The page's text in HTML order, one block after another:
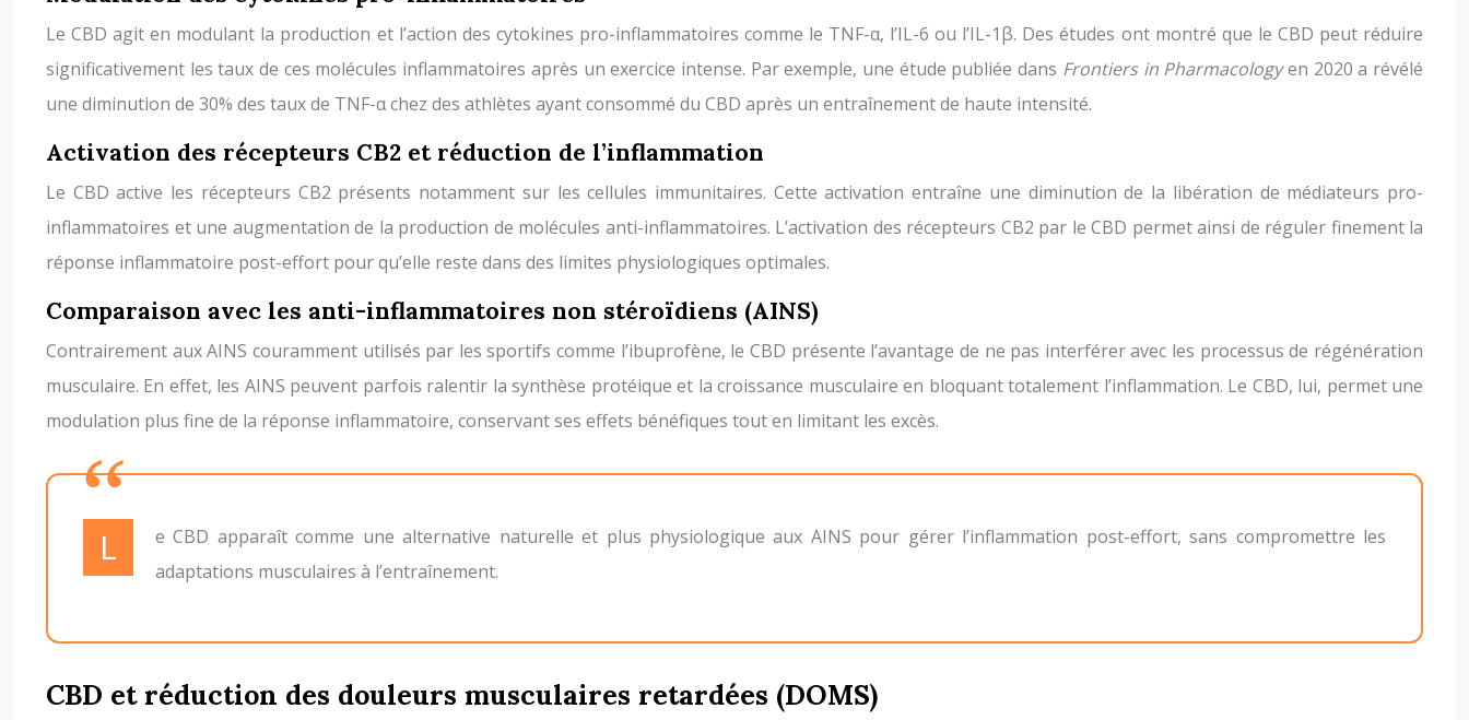
Le CBD agit en modulant la production et l’action des cytokines pro-inflammatoires comme le TNF-α, l’IL-6 ou l’IL-1β. Des études ont montré que le CBD peut réduire
significativement les taux de ces molécules inflammatoires après un exercice intense. Par exemple, une étude publiée dans Frontiers in Pharmacologyen 2020 a révélé
une diminution de 30% des taux de TNF-α chez des athlètes ayant consommé du CBD après un entraînement de haute intensité.
Activation des récepteurs CB2 et réduction de l’inflammation
Le CBD active les récepteurs CB2 présents notamment sur les cellules immunitaires. Cette activation entraîne une diminution de la libération de médiateurs pro-
inflammatoires et une augmentation de la production de molécules anti-inflammatoires. L’activation des récepteurs CB2 par le CBD permet ainsi de réguler finement la
réponse inflammatoire post-effort pour qu’elle reste dans des limites physiologiques optimales.
Comparaison avec les anti-inflammatoires non stéroïdiens (AINS)
Contrairement aux AINS couramment utilisés par les sportifs comme l’ibuprofène, le CBD présente l’avantage de ne pas interférer avec les processus de régénération
musculaire. En effet, les AINS peuvent parfois ralentir la synthèse protéique et la croissance musculaire en bloquant totalement l’inflammation. Le CBD, lui, permet une
modulation plus fine de la réponse inflammatoire, conservant ses effets bénéfiques tout en limitant les excès.
Le CBD apparaît comme une alternative naturelle et plus physiologique aux AINS pour gérer l’inflammation post-effort, sans compromettre les
adaptations musculaires à l’entraînement.
CBD et réduction des douleurs musculaires retardées (DOMS)